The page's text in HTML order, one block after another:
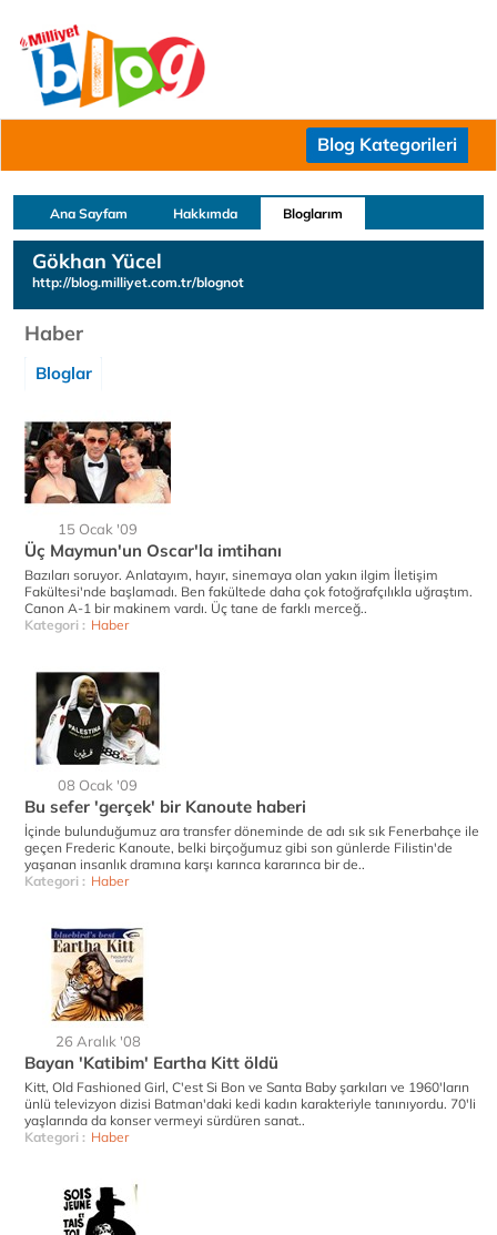
Blog Kategorileri
Ana Sayfam Hakkımda Bloglarım
Gökhan Yücel
http://blog.milliyet.com.tr/blognot
Haber
Bloglar
15 Ocak '09
Üç Maymun'un Oscar'la imtihanı
Bazıları soruyor. Anlatayım, hayır, sinemaya olan yakın ilgim İletişim
Fakültesi'nde başlamadı. Ben fakültede daha çok fotoğrafçılıkla uğraştım.
Canon A-1 bir makinem vardı. Üç tane de farklı merceğ..
Kategori : Haber
08 Ocak '09
Bu sefer 'gerçek' bir Kanoute haberi
İçinde bulunduğumuz ara transfer döneminde de adı sık sık Fenerbahçe ile
geçen Frederic Kanoute, belki birçoğumuz gibi son günlerde Filistin'de
yaşanan insanlık dramına karşı karınca kararınca bir de..
Kategori : Haber
26 Aralık '08
Bayan 'Katibim' Eartha Kitt öldü
Kitt, Old Fashioned Girl, C'est Si Bon ve Santa Baby şarkıları ve 1960'ların
ünlü televizyon dizisi Batman'daki kedi kadın karakteriyle tanınıyordu. 70'li
yaşlarında da konser vermeyi sürdüren sanat..
Kategori : Haber